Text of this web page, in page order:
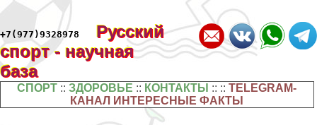
+7(977)9328978
Русский
спорт - научная
база
СПОРТ ::ЗДОРОВЬЕ :: КОНТАКТЫ :: ::TELEGRAM-
КАНАЛ ИНТЕРЕСНЫЕ ФАКТЫ